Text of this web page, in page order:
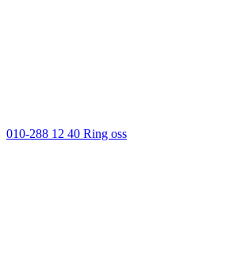
010-288 12 40 Ring oss